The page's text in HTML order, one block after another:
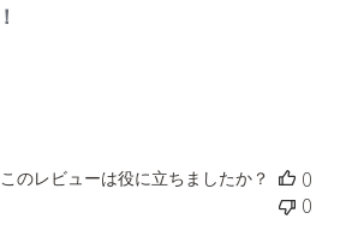
このレビューは役に立ちましたか？
0
0